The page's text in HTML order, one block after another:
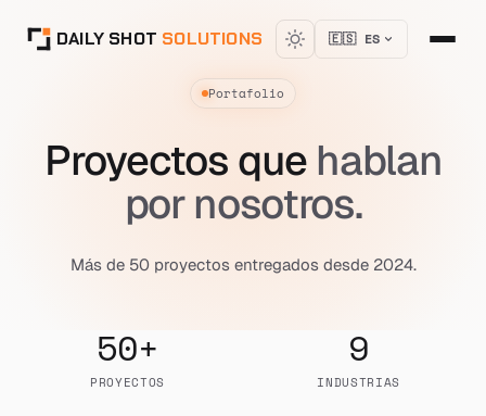
DAILY SHOT SOLUTIONS 🇪🇸 ES
Portafolio
Proyectos que hablan
por nosotros.
Más de 50 proyectos entregados desde 2024.
50+
PROYECTOS
9
INDUSTRIAS